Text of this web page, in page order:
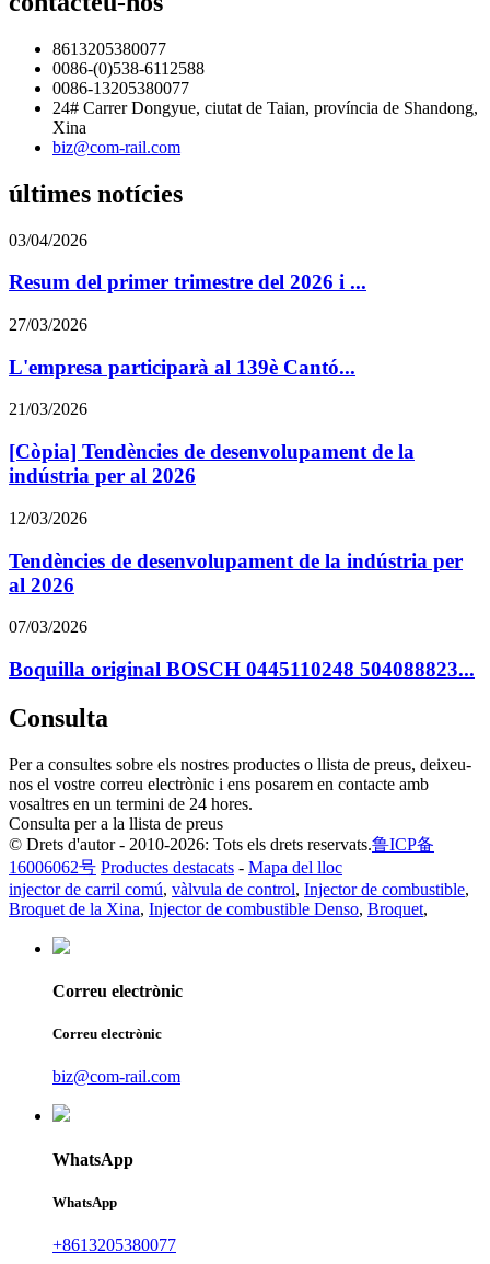
8613205380077
0086-(0)538-6112588
0086-13205380077
24# Carrer Dongyue, ciutat de Taian, província de Shandong,
Xina
biz@com-rail.com
últimes notícies
03/04/2026
Resum del primer trimestre del 2026 i ...
27/03/2026
L'empresa participarà al 139è Cantó...
21/03/2026
[Còpia] Tendències de desenvolupament de la
indústria per al 2026
12/03/2026
Tendències de desenvolupament de la indústria per
al 2026
07/03/2026
Boquilla original BOSCH 0445110248 504088823...
Consulta
Per a consultes sobre els nostres productes o llista de preus, deixeu-
nos el vostre correu electrònic i ens posarem en contacte amb
vosaltres en un termini de 24 hores.
Consulta per a la llista de preus
© Drets d'autor - 2010-2026: Tots els drets reservats.鲁ICP备
16006062号 Productes destacats - Mapa del lloc
injector de carril comú, vàlvula de control, Injector de combustible,
Broquet de la Xina, Injector de combustible Denso, Broquet,
Correu electrònic
Correu electrònic
biz@com-rail.com
WhatsApp
WhatsApp
+8613205380077